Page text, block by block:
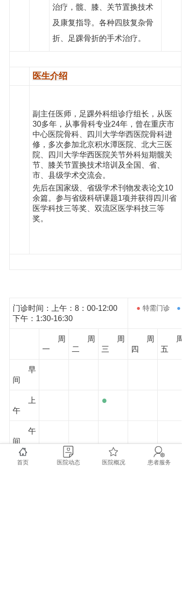
治疗，髋、膝、关节置换技术
及康复指导。各种四肢复杂骨
折、足踝骨折的手术治疗。
医生介绍
副主任医师，足踝外科组诊疗组长，从医
30多年，从事骨科专业24年，曾在重庆市
中心医院骨科、四川大学华西医院骨科进
修，多次参加北京积水潭医院、北大三医
院、四川大学华西医院关节外科短期髋关
节、膝关节置换技术培训及全国、省、
市、县级学术交流会。
先后在国家级、省级学术刊物发表论文10
余篇。参与省级科研课题1项并获得四川省
医学科技三等奖、双流区医学科技三等
奖。
门诊时间：上午：8：00-12:00
下午：1:30-16:30
● 特需门诊 ●
周
一
周
二
周
三
周
四
周
五
早
间
上
午
●
午
间
下
●
首页 医院动态 医院概况 患者服务